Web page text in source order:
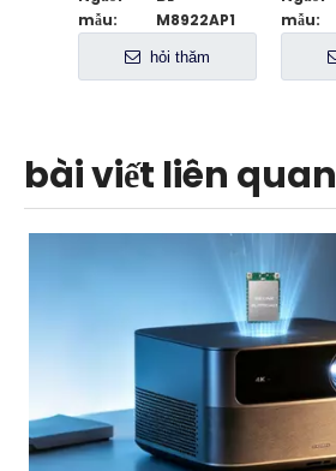
mẫu:
M8922AP1
hỏi thăm
mẫu:
bài viết liên quan